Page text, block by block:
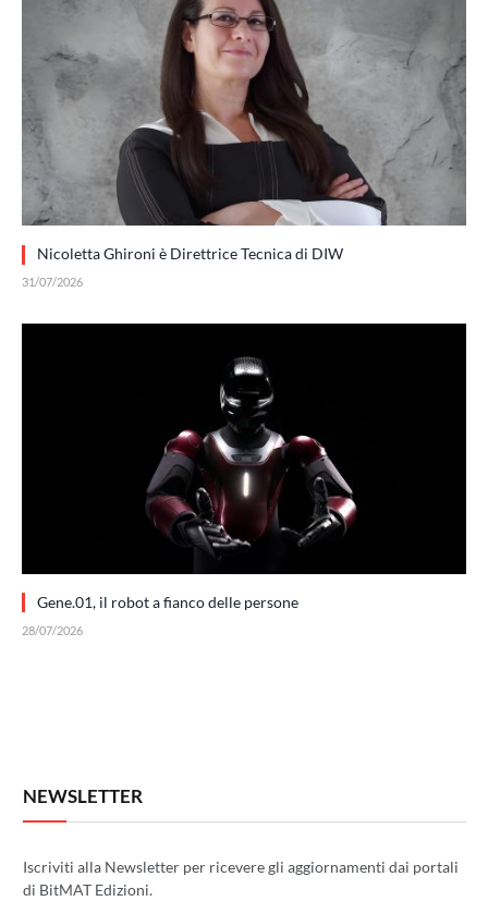
Nicoletta Ghironi è Direttrice Tecnica di DIW
31/07/2026
Gene.01, il robot a fianco delle persone
28/07/2026
NEWSLETTER
Iscriviti alla Newsletter per ricevere gli aggiornamenti dai portali
di BitMAT Edizioni.